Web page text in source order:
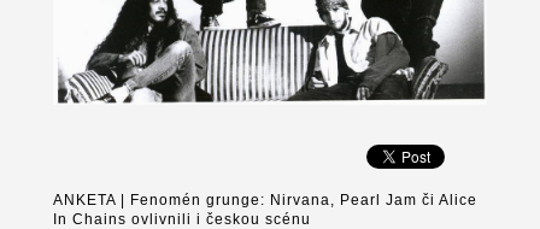
ANKETA | Fenomén grunge: Nirvana, Pearl Jam či Alice
In Chains ovlivnili i českou scénu